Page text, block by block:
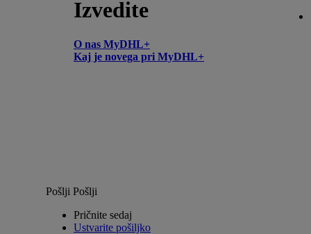
Izvedite
O nas MyDHL+
Kaj je novega pri MyDHL+
Pošlji Pošlji
Pričnite sedaj
Ustvarite pošiljko